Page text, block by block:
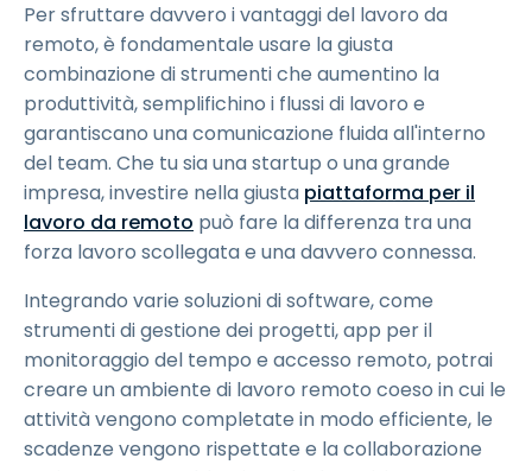
Per sfruttare davvero i vantaggi del lavoro da
remoto, è fondamentale usare la giusta
combinazione di strumenti che aumentino la
produttività, semplifichino i flussi di lavoro e
garantiscano una comunicazione fluida all'interno
del team. Che tu sia una startup o una grande
impresa, investire nella giusta piattaforma per il
lavoro da remoto può fare la differenza tra una
forza lavoro scollegata e una davvero connessa.
Integrando varie soluzioni di software, come
strumenti di gestione dei progetti, app per il
monitoraggio del tempo e accesso remoto, potrai
creare un ambiente di lavoro remoto coeso in cui le
attività vengono completate in modo efficiente, le
scadenze vengono rispettate e la collaborazione